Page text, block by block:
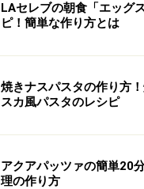
LAセレブの朝食「エッグ
ピ！簡単な作り方とは
焼きナスパスタの作り方
スカ風パスタのレシピ
アクアパッツァの簡単20
理の作り方